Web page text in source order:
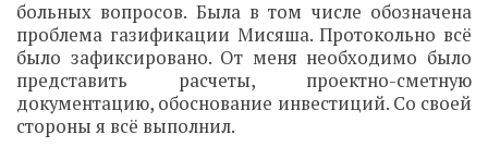
больных вопросов. Была в том числе обозначена
проблема газификации Мисяша. Протокольно всё
было зафиксировано. От меня необходимо было
представить расчеты, проектно-сметную
документацию, обоснование инвестиций. Со своей
стороны я всё выполнил.